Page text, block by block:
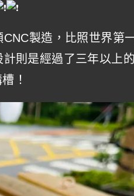
製造，比照世界第
則是經過了三年以上
！